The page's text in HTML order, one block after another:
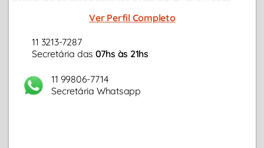
foco em desenvolver suas potencialidades.
Ver Perfil Completo
11 3213-7287
Secretária das 07hs às 21hs
11 99806-7714
Secretária Whatsapp